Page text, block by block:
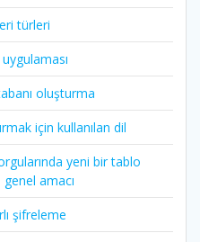
türleri
oluşturma
için kullanılan dil
yeni bir tablo
amacı
şifreleme